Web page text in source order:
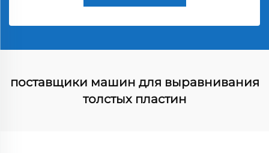
поставщики машин для выравнивания
толстых пластин